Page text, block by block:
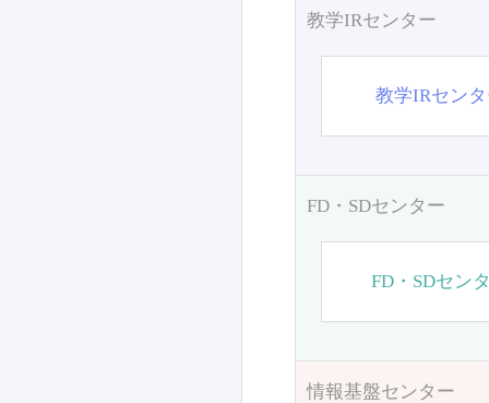
教学IRセンター
教学IRセン
FD・SDセンター
FD・SDセン
情報基盤センター